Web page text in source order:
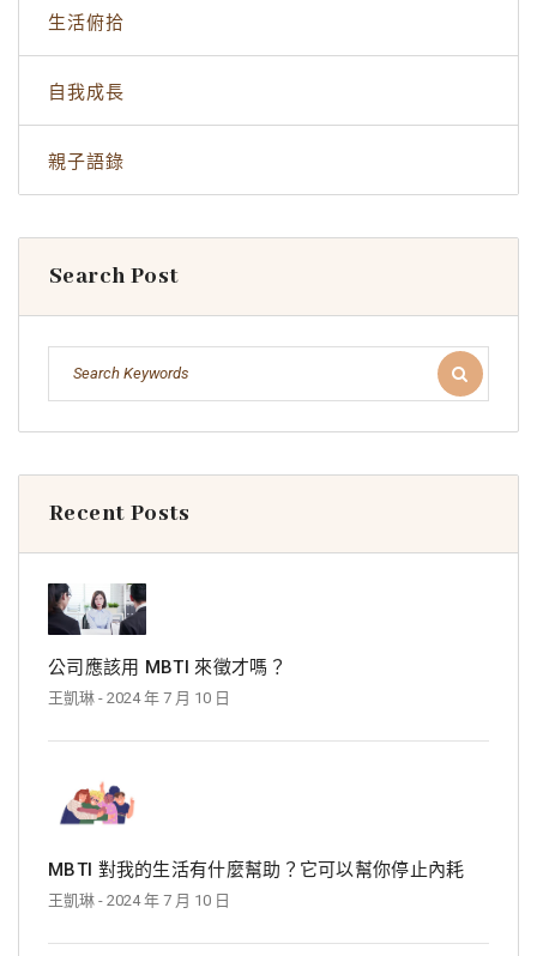
生活俯拾
自我成長
親子語錄
Search Post
Recent Posts
公司應該用 MBTI 來徵才嗎？
王凱琳 - 2024 年 7 月 10 日
MBTI 對我的生活有什麼幫助？它可以幫你停止內耗
王凱琳 - 2024 年 7 月 10 日